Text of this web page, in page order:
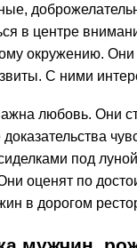
в центре
окружению. Они
С ними
любовь. Они
под
оценят по
в дорогом